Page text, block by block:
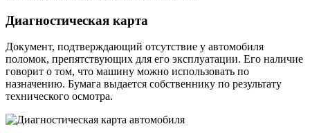
Диагностическая карта
Документ, подтверждающий отсутствие у автомобиля
поломок, препятствующих для его эксплуатации. Его наличие
говорит о том, что машину можно использовать по
назначению. Бумага выдается собственнику по результату
технического осмотра.